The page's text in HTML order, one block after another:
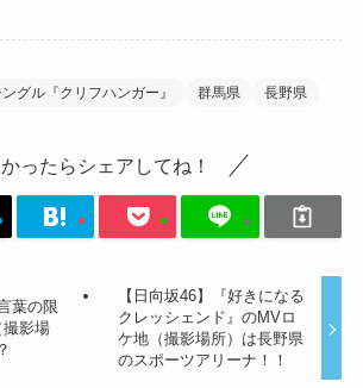
グル『クリフハンガー』 群馬県 長野県
ったらシェアしてね！
葉の限
影場
【日向坂46】『好きになる
クレッシェンド』のMVロ
ケ地（撮影場所）は長野県
のスポーツアリーナ！！